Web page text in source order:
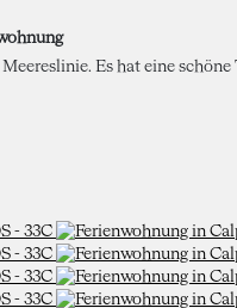
Es hat eine